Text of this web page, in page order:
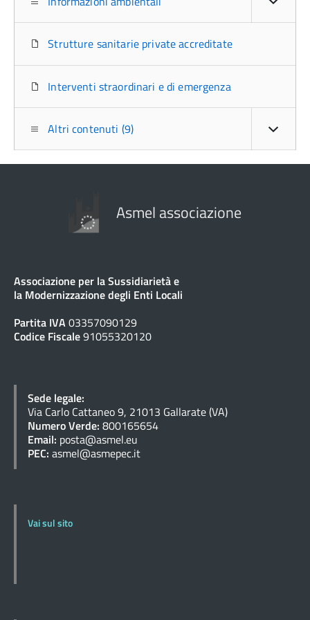
Strutture sanitarie private accreditate
Interventi straordinari e di emergenza
Altri contenuti (9)
Asmel associazione
Associazione per la Sussidiarietà e
la Modernizzazione degli Enti Locali
Partita IVA03357090129
Codice Fiscale91055320120
Sede legale:
Via Carlo Cattaneo 9, 21013 Gallarate (VA)
Numero Verde: 800165654
Email: posta@asmel.eu
PEC: asmel@asmepec.it
Vai sul sito